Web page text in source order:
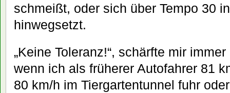
schmeißt, oder sich über Tempo 30
hinwegsetzt.
„Keine Toleranz!“, schärfte mir
wenn ich als früherer Autofahrer 81
80 km/h im Tiergartentunnel fuhr